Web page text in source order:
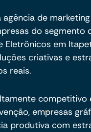
agência de
do segmento
Eletrônicos em
criativas e
reais.
competitivo
empresas
produtiva com